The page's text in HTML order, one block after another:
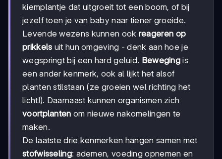
kiemplantje dat uitgroeit tot een boom, of bij
jezelf toen je van baby naar tiener groeide.
Levende wezens kunnen ook reageren op
prikkels uit hun omgeving - denk aan hoe je
wegspringt bij een hard geluid. Beweging is
een ander kenmerk, ook al lijkt het alsof
planten stilstaan (ze groeien wel richting het
licht!). Daarnaast kunnen organismen zich
voortplanten om nieuwe nakomelingen te
maken.
De laatste drie kenmerken hangen samen met
stofwisseling: ademen, voeding opnemen en